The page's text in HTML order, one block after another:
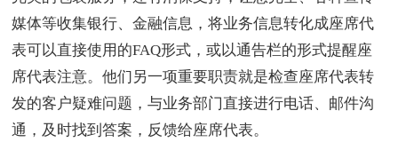
媒体等收集银行、金融信息，将业务信息转化成座席代
表可以直接使用的FAQ形式，或以通告栏的形式提醒座
席代表注意。他们另一项重要职责就是检查座席代表转
发的客户疑难问题，与业务部门直接进行电话、邮件沟
通，及时找到答案，反馈给座席代表。